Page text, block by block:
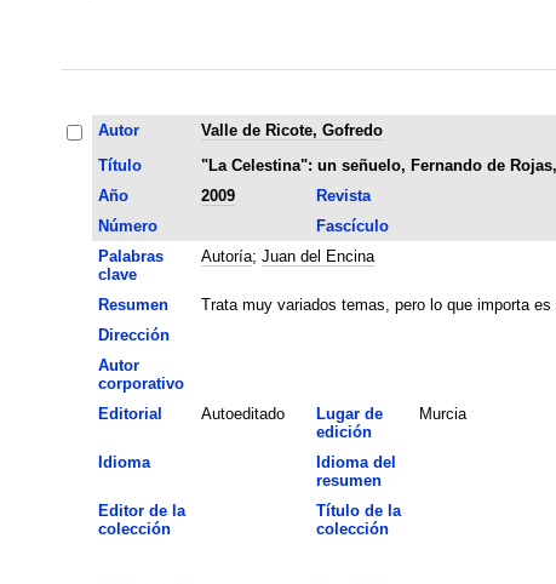
Autor
Valle de Ricote, Gofredo
Título
"La Celestina": un señuelo, Fernando de
Año
2009 Revista
Número
Fascículo
Palabras
clave
Autoría; Juan del Encina
Resumen
Trata muy variados temas, pero lo que importa
Dirección
Autor
corporativo
Editorial Autoeditado
Lugar de
edición
Murcia
Idioma
Idioma del
resumen
Editor de la
colección
Título de la
colección